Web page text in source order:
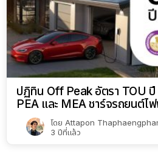
ปฏิทิน Off Peak อัตรา TOU
PEA และ MEA ชาร์จรถยนต์ไ
โดย Attapon
3 ปีที่แล้ว